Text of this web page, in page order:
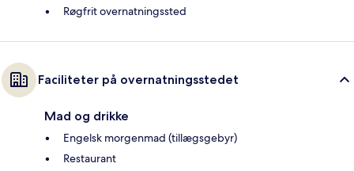
Røgfrit overnatningssted
Faciliteter på overnatningsstedet
Mad og drikke
Engelsk morgenmad (tillægsgebyr)
Restaurant